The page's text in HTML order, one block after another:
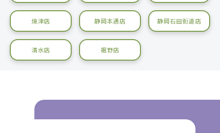
焼津店 静岡本通店 静岡石田街道店
清水店 裾野店